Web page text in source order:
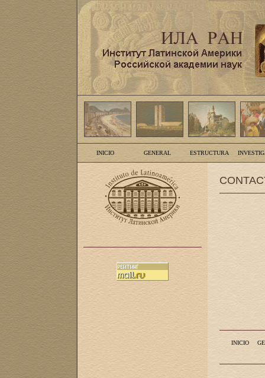
INICIO GENERAL ESTRUCTURA
INICIO